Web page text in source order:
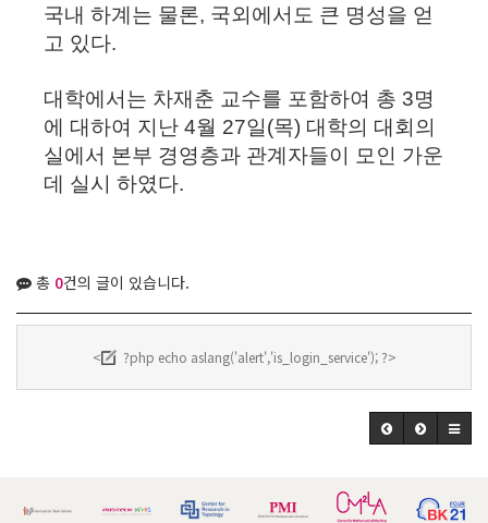
국내 하계는 물론, 국외에서도 큰 명성을 얻
고 있다.
대학에서는 차재춘 교수를 포함하여 총 3명
에 대하여 지난 4월 27일(목) 대학의 대회의
실에서 본부 경영층과 관계자들이 모인 가운
데 실시 하였다.
총 0건의 글이 있습니다.
< ?php echo aslang('alert','is_login_service'); ?>